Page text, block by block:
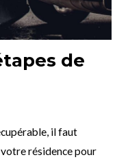
de
il faut
résidence pour